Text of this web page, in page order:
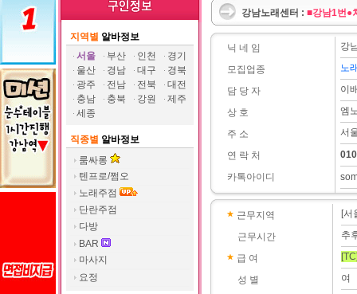
지역별 알바정보
서울
부산 인천
경기
울산
경남 대구
경북
광주
전남 전북
대전
충남
충북 강원
제주
세종
직종별 알바정보
룸싸롱
텐프로/쩜오
노래주점
단란주점
다방
BAR
마사지
요정
강남노래센터 : ■강남1번●
닉 네 임
모집업종
담 당 자
상 호
주 소
연 락 처
카톡아이디
강
노
이
엠
서
근무지역
근무시간
급 여
성 별
[서
추
여